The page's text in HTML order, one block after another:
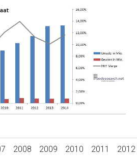
2008 2009 2010 2011 2012